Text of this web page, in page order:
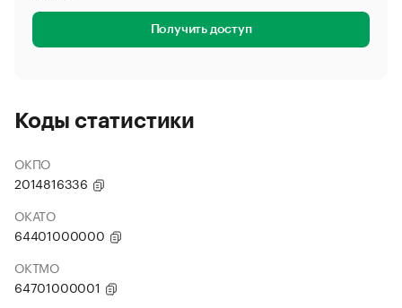
Получить доступ
Коды статистики
ОКПО
2014816336
ОКАТО
64401000000
ОКТМО
64701000001